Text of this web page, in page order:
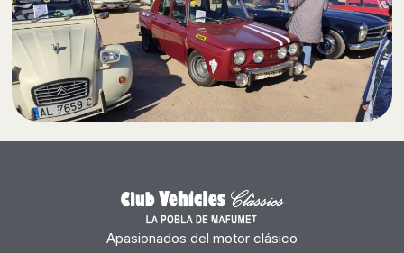
Apasionados del motor clásico